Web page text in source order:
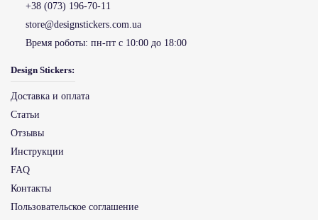
+38 (073) 196-70-11
store@designstickers.com.ua
Время роботы: пн-пт с 10:00 до 18:00
Design Stickers:
Доставка и оплата
Статьи
Отзывы
Инструкции
FAQ
Контакты
Пользовательское соглашение